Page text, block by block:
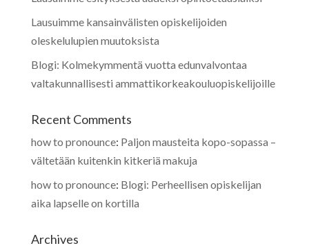
Lausuimme kansainvälisten opiskelijoiden
oleskelulupien muutoksista
Blogi: Kolmekymmentä vuotta edunvalvontaa
valtakunnallisesti ammattikorkeakouluopiskelijoille
Recent Comments
how to pronounce: Paljon mausteita kopo-sopassa –
vältetään kuitenkin kitkeriä makuja
how to pronounce: Blogi: Perheellisen opiskelijan
aika lapselle on kortilla
Archives